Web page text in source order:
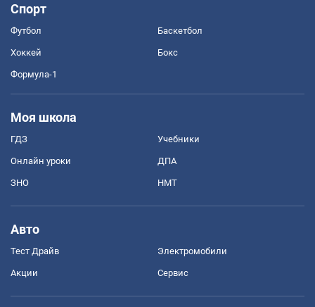
Спорт
Футбол Баскетбол
Хоккей Бокс
Формула-1
Моя школа
ГДЗ Учебники
Онлайн уроки ДПА
ЗНО НМТ
Авто
Тест Драйв Электромобили
Акции Сервис